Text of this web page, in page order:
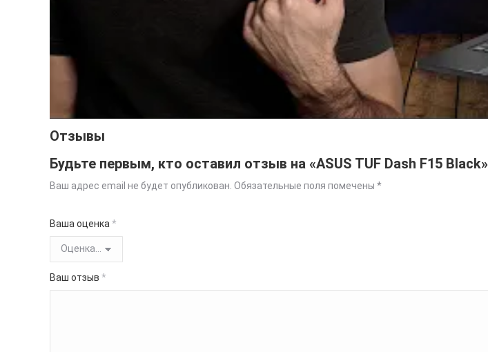
Отзывы
Будьте первым, кто оставил отзыв на «ASUS TUF Dash F15 Black»
Ваш адрес email не будет опубликован. Обязательные поля помечены *
Ваша оценка *
Ваш отзыв *